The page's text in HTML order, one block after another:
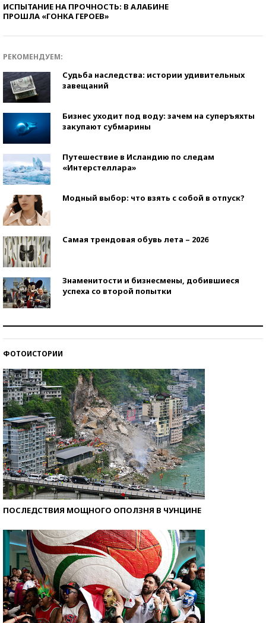
ИСПЫТАНИЕ НА ПРОЧНОСТЬ: В АЛАБИНЕ
ПРОШЛА «ГОНКА ГЕРОЕВ»
РЕКОМЕНДУЕМ:
Судьба наследства: истории удивительных
завещаний
Бизнес уходит под воду: зачем на суперъяхты
закупают субмарины
Путешествие в Исландию по следам
«Интерстеллара»
Модный выбор: что взять с собой в отпуск?
Самая трендовая обувь лета – 2026
Знаменитости и бизнесмены, добившиеся
успеха со второй попытки
ФОТОИСТОРИИ
ПОСЛЕДСТВИЯ МОЩНОГО ОПОЛЗНЯ В ЧУНЦИНЕ